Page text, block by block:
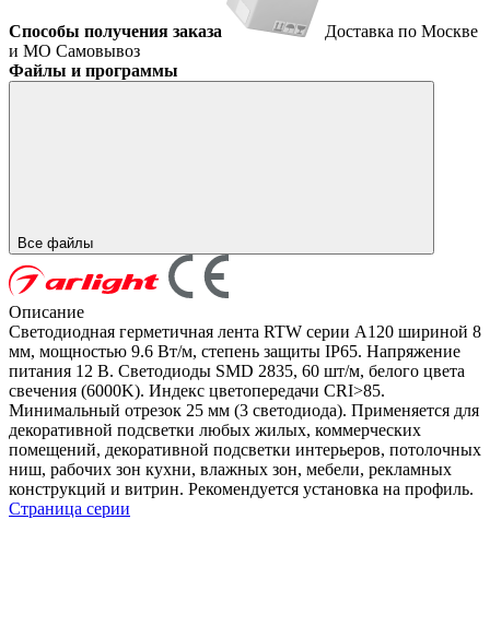
Способы получения заказа
Доставка по Москве
и МО Самовывоз
Файлы и программы
Все файлы
Описание
Светодиодная герметичная лента RTW серии A120 шириной 8
мм, мощностью 9.6 Вт/м, степень защиты IP65. Напряжение
питания 12 В. Светодиоды SMD 2835, 60 шт/м, белого цвета
свечения (6000K). Индекс цветопередачи CRI>85.
Минимальный отрезок 25 мм (3 светодиода). Применяется для
декоративной подсветки любых жилых, коммерческих
помещений, декоративной подсветки интерьеров, потолочных
ниш, рабочих зон кухни, влажных зон, мебели, рекламных
конструкций и витрин. Рекомендуется установка на профиль.
Страница серии